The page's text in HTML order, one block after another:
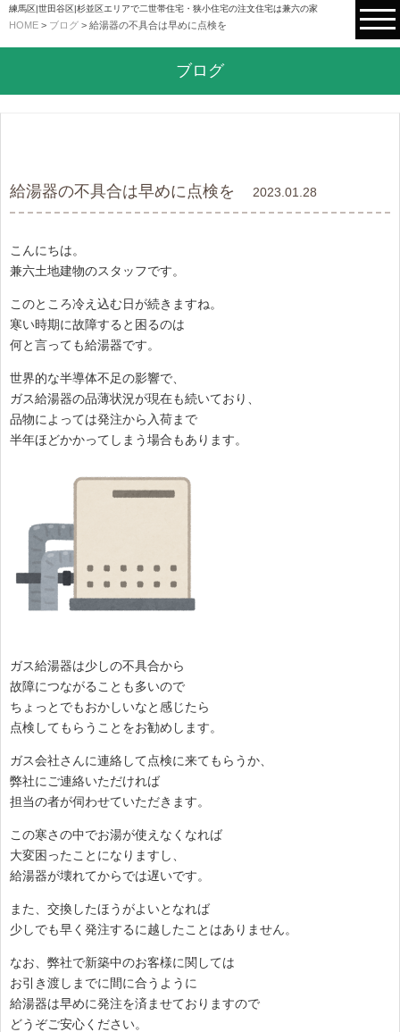
練馬区|世田谷区|杉並区エリアで二世帯住宅・狭小住宅の注文住宅は兼六の家
HOME > ブログ > 給湯器の不具合は早めに点検を
ブログ
給湯器の不具合は早めに点検を 2023.01.28
こんにちは。
兼六土地建物のスタッフです。
このところ冷え込む日が続きますね。
寒い時期に故障すると困るのは
何と言っても給湯器です。
世界的な半導体不足の影響で、
ガス給湯器の品薄状況が現在も続いており、
品物によっては発注から入荷まで
半年ほどかかってしまう場合もあります。
ガス給湯器は少しの不具合から
故障につながることも多いので
ちょっとでもおかしいなと感じたら
点検してもらうことをお勧めします。
ガス会社さんに連絡して点検に来てもらうか、
弊社にご連絡いただければ
担当の者が伺わせていただきます。
この寒さの中でお湯が使えなくなれば
大変困ったことになりますし、
給湯器が壊れてからでは遅いです。
また、交換したほうがよいとなれば
少しでも早く発注するに越したことはありません。
なお、弊社で新築中のお客様に関しては
お引き渡しまでに間に合うように
給湯器は早めに発注を済ませておりますので
どうぞご安心ください。